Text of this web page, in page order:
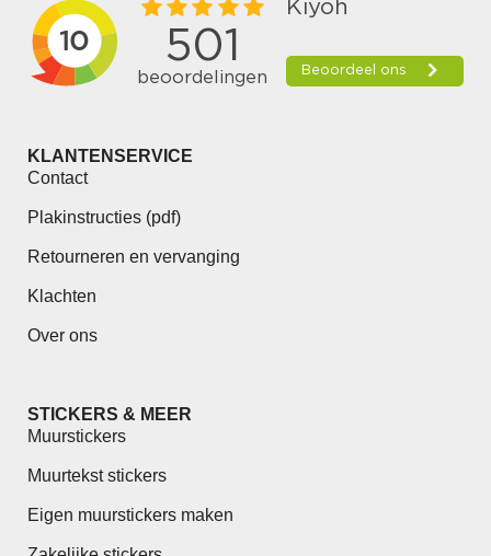
KLANTENSERVICE
Contact
Plakinstructies (pdf)
Retourneren en vervanging
Klachten
Over ons
STICKERS & MEER
Muurstickers
Muurtekst stickers
Eigen muurstickers maken